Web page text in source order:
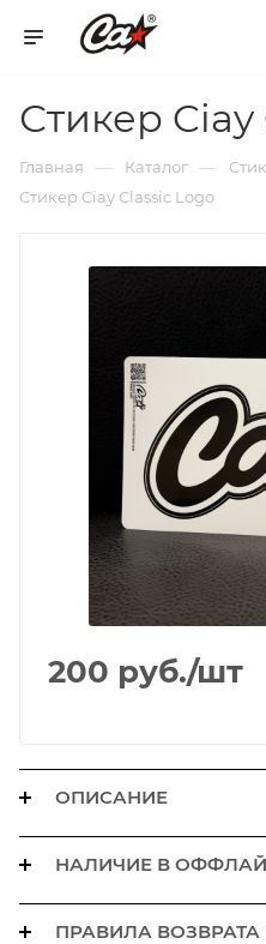
Стикер
Главная — Каталог —
Стикер Ciay Classic Logo
200 руб./шт
ОПИСАНИЕ
НАЛИЧИЕ В
ПРАВИЛА